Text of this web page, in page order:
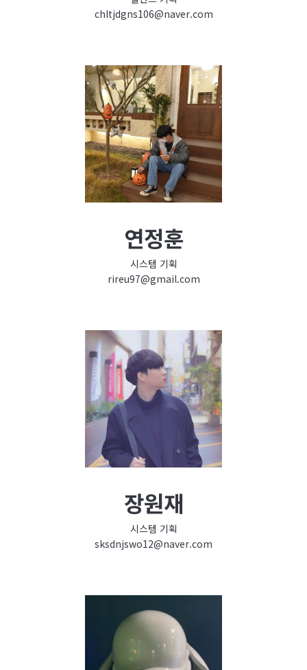
chltjdgns106@naver.com
연정훈
시스템 기획
rireu97@gmail.com
장원재
시스템 기획
sksdnjswo12@naver.com